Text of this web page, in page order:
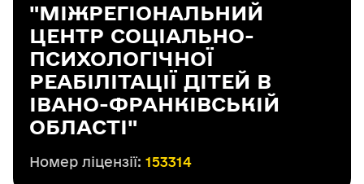
"МІЖРЕГІОНАЛЬНИЙ
ЦЕНТР СОЦІАЛЬНО-
ПСИХОЛОГІЧНОЇ
РЕАБІЛІТАЦІЇ ДІТЕЙ В
ІВАНО-ФРАНКІВСЬКІЙ
ОБЛАСТІ"
Номер ліцензії: 153314